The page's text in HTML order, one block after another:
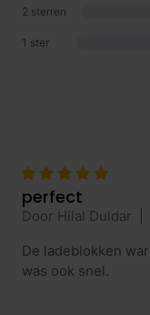
2 sterren
1 ster
perfect
Door Hilal Duldar
De ladeblokken
was ook snel.